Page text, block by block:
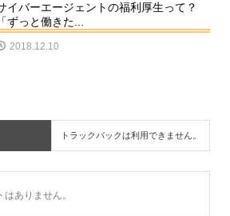
イバーエージェントの福利厚生って？
「ずっと働きた...
2018.12.10
トラックバックは利用できません。
ありません。